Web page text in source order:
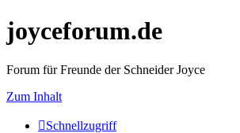
joyceforum.de
Forum für Freunde der Schneider Joyce
Zum Inhalt
Schnellzugriff